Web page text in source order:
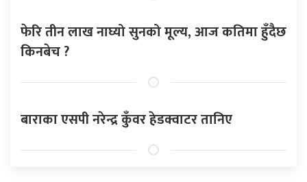
फेरि तीन लाख नाघ्यो सुनको मूल्य, आज कतिमा हुँदैछ
किनबेच ?
बाराका एसपी नरेन्द्र कुँवर हेडक्वाटर तानिए